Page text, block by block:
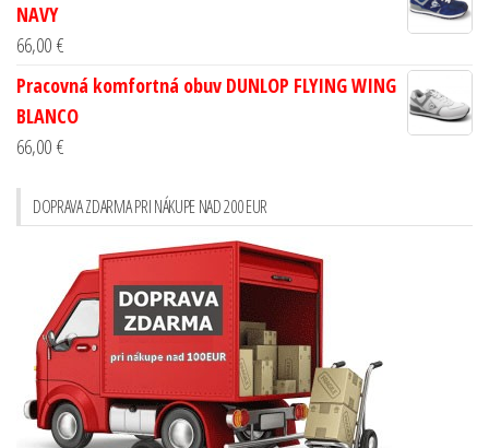
NAVY
66,00 €
Pracovná komfortná obuv DUNLOP FLYING WING
BLANCO
66,00 €
DOPRAVA ZDARMA PRI NÁKUPE NAD 200 EUR